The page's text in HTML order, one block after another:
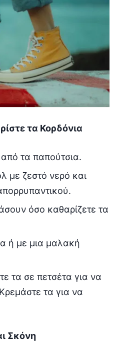
τα Κορδόνια
τα παπούτσια.
με ζεστό νερό και
όσο καθαρίζετε τα
ή με μια μαλακή
τα σε πετσέτα για να
τα για να
Σκόνη